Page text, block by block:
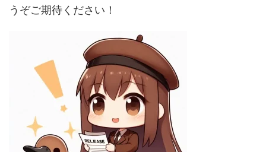
うぞご期待ください！